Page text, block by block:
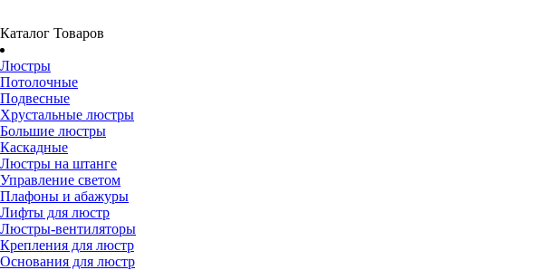
Каталог Товаров
Люстры
Потолочные
Подвесные
Хрустальные люстры
Большие люстры
Каскадные
Люстры на штанге
Управление светом
Плафоны и абажуры
Лифты для люстр
Люстры-вентиляторы
Крепления для люстр
Основания для люстр